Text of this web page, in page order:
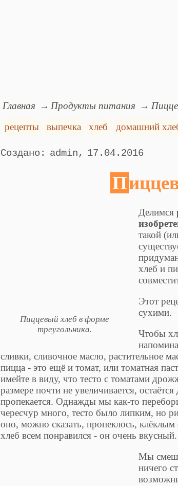
Главная Продукты питания
рецепты
выпечка хлеб домашний
admin 17.04.2016
Пиццевый хлеб в форме
треугольника.
Делимся
такой
хлеб и
Этот
сухими.
Чтобы
сливки, сливочное масло, растительное
пицца - это ещё и томат, или томатная
имейте в виду, что тесто с томатами
размере почти не увеличивается,
пропекается. Однажды мы как-то
чересчур много, тесто было липким, но
оно, можно сказать, пропеклось, клёклым
хлеб всем понравился - он очень вкусный.
Мы
ничего